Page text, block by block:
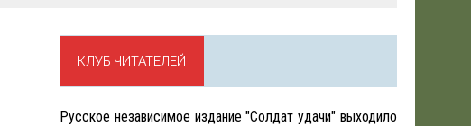
КЛУБ ЧИТАТЕЛЕЙ
Русское независимое издание "Солдат удачи" выходило